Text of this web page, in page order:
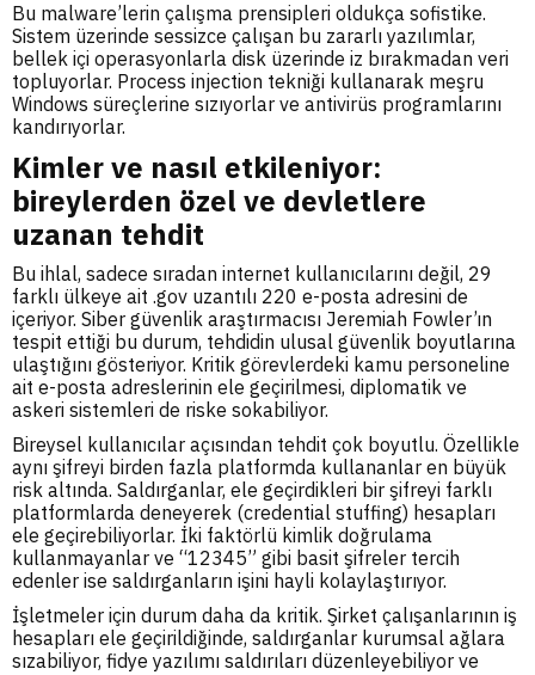
Bu malware’lerin çalışma prensipleri oldukça sofistike.
Sistem üzerinde sessizce çalışan bu zararlı yazılımlar,
bellek içi operasyonlarla disk üzerinde iz bırakmadan veri
topluyorlar. Process injection tekniği kullanarak meşru
Windows süreçlerine sızıyorlar ve antivirüs programlarını
kandırıyorlar.
Kimler ve nasıl etkileniyor:
bireylerden özel ve devletlere
uzanan tehdit
Bu ihlal, sadece sıradan internet kullanıcılarını değil, 29
farklı ülkeye ait .gov uzantılı 220 e-posta adresini de
içeriyor. Siber güvenlik araştırmacısı Jeremiah Fowler’ın
tespit ettiği bu durum, tehdidin ulusal güvenlik boyutlarına
ulaştığını gösteriyor. Kritik görevlerdeki kamu personeline
ait e-posta adreslerinin ele geçirilmesi, diplomatik ve
askeri sistemleri de riske sokabiliyor.
Bireysel kullanıcılar açısından tehdit çok boyutlu. Özellikle
aynı şifreyi birden fazla platformda kullananlar en büyük
risk altında. Saldırganlar, ele geçirdikleri bir şifreyi farklı
platformlarda deneyerek (credential stuffing) hesapları
ele geçirebiliyorlar. İki faktörlü kimlik doğrulama
kullanmayanlar ve “12345” gibi basit şifreler tercih
edenler ise saldırganların işini hayli kolaylaştırıyor.
İşletmeler için durum daha da kritik. Şirket çalışanlarının iş
hesapları ele geçirildiğinde, saldırganlar kurumsal ağlara
sızabiliyor, fidye yazılımı saldırıları düzenleyebiliyor ve